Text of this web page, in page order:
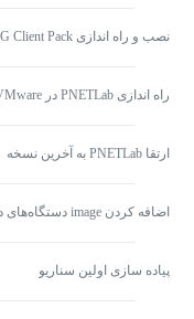
نصب و راه اندازی EVE-NG Client Pack
راه اندازی PNETLab در VMware
ارتقا PNETLab به آخرین نسخه
اضافه کردن image دستگاه‌های دلخواه
پیاده سازی اولین سناریو